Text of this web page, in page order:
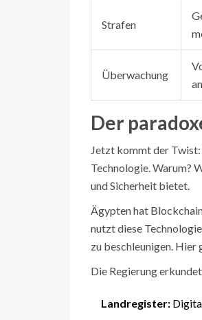
Strafen
Überwachung
Der
Jetzt kommt der
Technologie. Warum?
und Sicherheit bietet.
Ägypten hat
nutzt diese
zu beschleunigen. Hier
Die Regierung
Landregister: